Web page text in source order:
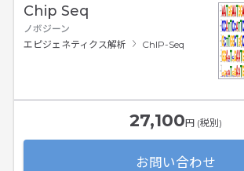
Chip Seq
ノボジーン
エピジェネティクス解析
ChIP-Seq
27,100円 (税別)
お問い合わせ